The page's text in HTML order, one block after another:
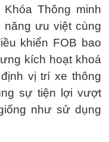
Thông minh
ưu việt cùng
khiển FOB bao
kích hoạt khoá
vị trí xe thông
sự tiện lợi vượt
như sử dụng